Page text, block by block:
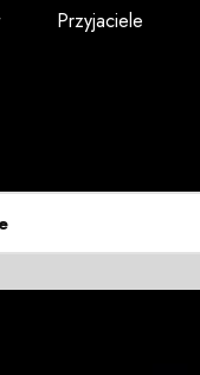
Przyjaciele